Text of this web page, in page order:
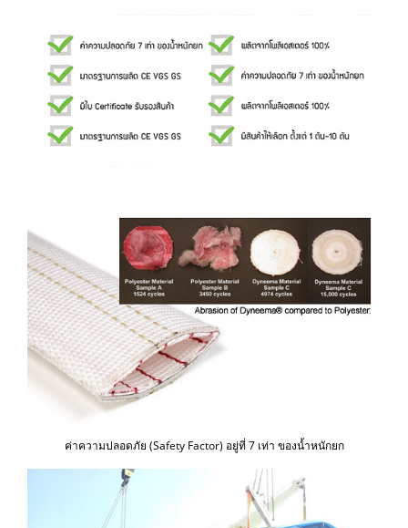
ค่าความปลอดภัย (Safety Factor) อยู่ที่ 7 เท่า ของน้ำหนักยก